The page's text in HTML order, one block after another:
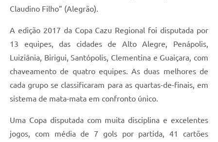
Claudino Filho” (Alegrão).
A edição 2017 da Copa Cazu Regional foi disputada por
13 equipes, das cidades de Alto Alegre, Penápolis,
Luiziânia, Birigui, Santópolis, Clementina e Guaiçara, com
chaveamento de quatro equipes. As duas melhores de
cada grupo se classificaram para as quartas-de-finais, em
sistema de mata-mata em confronto único.
Uma Copa disputada com muita disciplina e excelentes
jogos, com média de 7 gols por partida, 41 cartões